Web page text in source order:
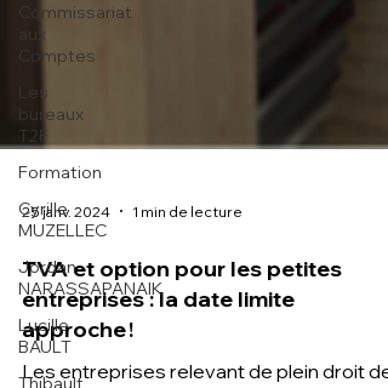
Commissariat
aux
Comptes
Les
bureaux
T2F
Formation
Cyrille
MUZELLEC
Jordan
NARASSAPANAIK
Lucille
BAULT
Thibault
25 janv. 2024 1 min de lecture
TVA et option pour les petites
entreprises : la date limite